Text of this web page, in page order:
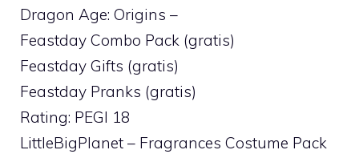
Dragon Age: Origins –
Feastday Combo Pack (gratis)
Feastday Gifts (gratis)
Feastday Pranks (gratis)
Rating: PEGI 18
LittleBigPlanet – Fragrances Costume Pack